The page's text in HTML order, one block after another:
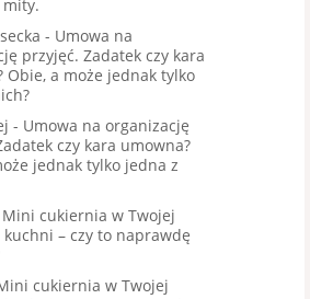
mity.
- Umowa na
przyjęć. Zadatek czy kara
Obie, a może jednak tylko
- Umowa na organizację
czy kara umowna?
jednak tylko jedna z
Mini cukiernia w Twojej
– czy to naprawdę
cukiernia w Twojej